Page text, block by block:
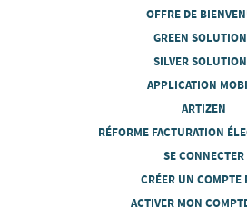
OFFRE DE
GREEN
SILVER
APPLICATION
ARTIZEN
RÉFORME FACTURATION
SE CONNECTER
CRÉER UN COMPTE
ACTIVER MON